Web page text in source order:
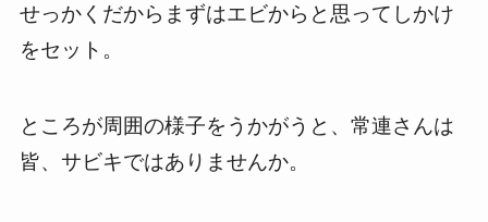
せっかくだからまずはエビからと思ってしかけ
をセット。
ところが周囲の様子をうかがうと、常連さんは
皆、サビキではありませんか。